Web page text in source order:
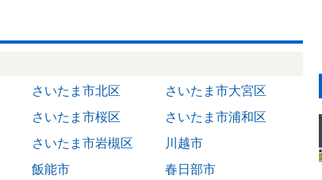
さいたま市北区
さいたま市大宮区
さいたま市桜区
さいたま市浦和区
さいたま市岩槻区
川越市
飯能市
春日部市